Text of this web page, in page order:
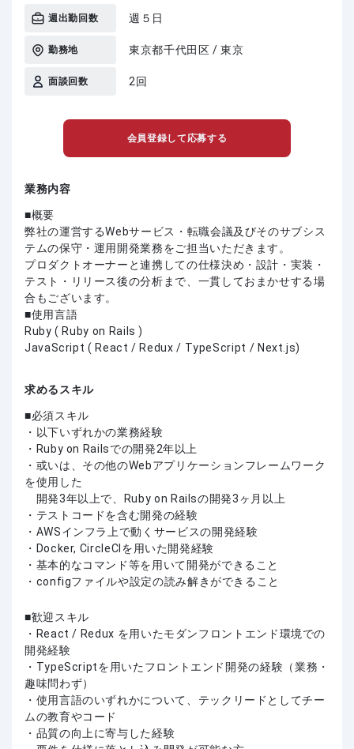
週出勤回数 週５日
勤務地 東京都千代田区 / 東京
面談回数 2回
会員登録して応募する
業務内容
■概要
弊社の運営するWebサービス・転職会議及びそのサブシス
テムの保守・運用開発業務をご担当いただきます。
プロダクトオーナーと連携しての仕様決め・設計・実装・
テスト・リリース後の分析まで、一貫しておまかせする場
合もございます。
■使用言語
Ruby ( Ruby on Rails )
JavaScript ( React / Redux / TypeScript / Next.js)
求めるスキル
必須スキル
・以下いずれかの業務経験
・Ruby on Railsでの開発2年以上
・或いは、その他のWebアプリケーションフレームワーク
を使用した
開発3年以上で、Ruby on Railsの開発3ヶ月以上
・テストコードを含む開発の経験
・AWSインフラ上で動くサービスの開発経験
・Docker, CircleCIを用いた開発経験
・基本的なコマンド等を用いて開発ができること
・configファイルや設定の読み解きができること
歓迎スキル
・React / Redux を用いたモダンフロントエンド環境での
開発経験
・TypeScriptを用いたフロントエンド開発の経験（業務・
趣味問わず）
・使用言語のいずれかについて、テックリードとしてチー
ムの教育やコード
・品質の向上に寄与した経験